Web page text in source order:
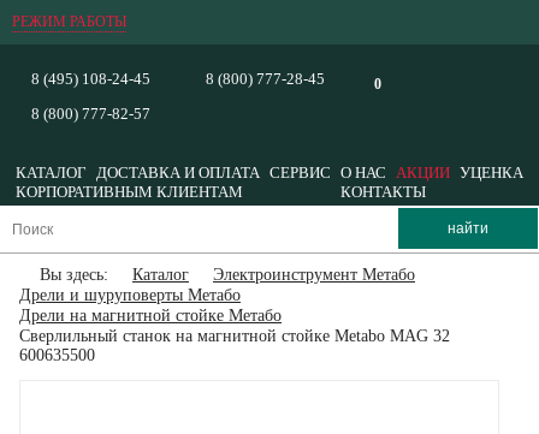
РЕЖИМ РАБОТЫ
0
8 (495) 108-24-45
8 (800) 777-82-57
8 (800) 777-28-45
КАТАЛОГ ДОСТАВКА И ОПЛАТА СЕРВИС О НАС АКЦИИ УЦЕНКА
КОРПОРАТИВНЫМ КЛИЕНТАМ
КОНТАКТЫ
Вы здесь: Каталог
Электроинструмент Метабо
Дрели и шуруповерты Метабо
Дрели на магнитной стойке Метабо
Сверлильный станок на магнитной стойке Metabo MAG 32
600635500